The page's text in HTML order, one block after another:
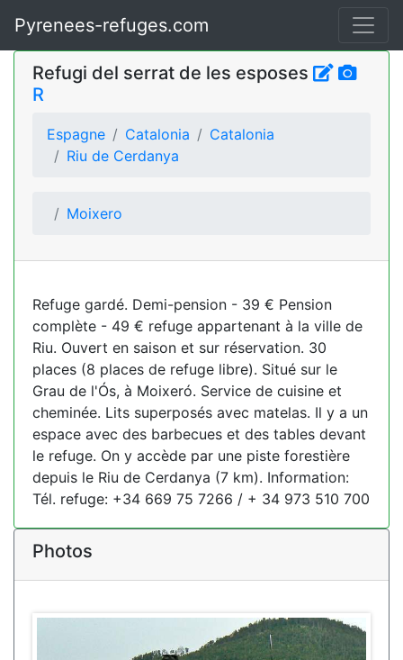
Pyrenees-refuges.com
Refugi del serrat de les esposes
R
Espagne Catalonia
Catalonia
Riu de Cerdanya
Moixero
Refuge gardé. Demi-pension - 39 € Pension
complète - 49 € refuge appartenant à la ville de
Riu. Ouvert en saison et sur réservation. 30
places (8 places de refuge libre). Situé sur le
Grau de l'Ós, à Moixeró. Service de cuisine et
cheminée. Lits superposés avec matelas. Il y a un
espace avec des barbecues et des tables devant
le refuge. On y accède par une piste forestière
depuis le Riu de Cerdanya (7 km). Information:
Tél. refuge: +34 669 75 7266 / + 34 973 510 700
Photos